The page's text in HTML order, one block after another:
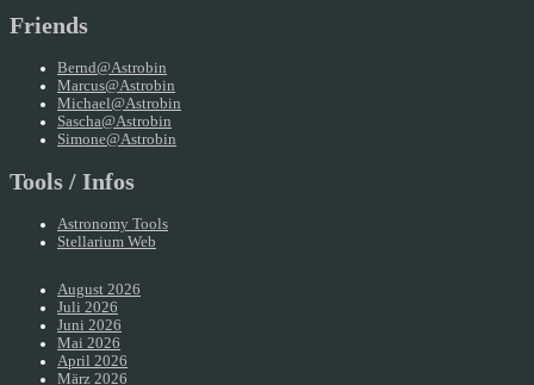
Friends
Bernd@Astrobin
Marcus@Astrobin
Michael@Astrobin
Sascha@Astrobin
Simone@Astrobin
Tools / Infos
Astronomy Tools
Stellarium Web
August 2026
Juli 2026
Juni 2026
Mai 2026
April 2026
März 2026